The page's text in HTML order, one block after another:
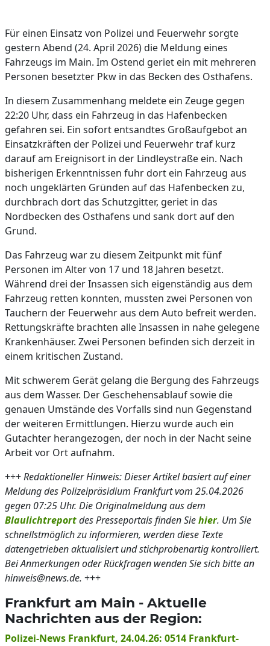
Für einen Einsatz von Polizei und Feuerwehr sorgte
gestern Abend (24. April 2026) die Meldung eines
Fahrzeugs im Main. Im Ostend geriet ein mit mehreren
Personen besetzter Pkw in das Becken des Osthafens.
In diesem Zusammenhang meldete ein Zeuge gegen
22:20 Uhr, dass ein Fahrzeug in das Hafenbecken
gefahren sei. Ein sofort entsandtes Großaufgebot an
Einsatzkräften der Polizei und Feuerwehr traf kurz
darauf am Ereignisort in der Lindleystraße ein. Nach
bisherigen Erkenntnissen fuhr dort ein Fahrzeug aus
noch ungeklärten Gründen auf das Hafenbecken zu,
durchbrach dort das Schutzgitter, geriet in das
Nordbecken des Osthafens und sank dort auf den
Grund.
Das Fahrzeug war zu diesem Zeitpunkt mit fünf
Personen im Alter von 17 und 18 Jahren besetzt.
Während drei der Insassen sich eigenständig aus dem
Fahrzeug retten konnten, mussten zwei Personen von
Tauchern der Feuerwehr aus dem Auto befreit werden.
Rettungskräfte brachten alle Insassen in nahe gelegene
Krankenhäuser. Zwei Personen befinden sich derzeit in
einem kritischen Zustand.
Mit schwerem Gerät gelang die Bergung des Fahrzeugs
aus dem Wasser. Der Geschehensablauf sowie die
genauen Umstände des Vorfalls sind nun Gegenstand
der weiteren Ermittlungen. Hierzu wurde auch ein
Gutachter herangezogen, der noch in der Nacht seine
Arbeit vor Ort aufnahm.
+++Redaktioneller Hinweis: Dieser Artikel basiert auf einer
Meldung des Polizeipräsidium Frankfurt vom 25.04.2026
gegen 07:25 Uhr. Die Originalmeldung aus dem
Blaulichtreportdes Presseportals finden Siehier. Um Sie
schnellstmöglich zu informieren, werden diese Texte
datengetrieben aktualisiert und stichprobenartig kontrolliert.
Bei Anmerkungen oder Rückfragen wenden Sie sich bitte an
hinweis@news.de. +++
Frankfurt am Main - Aktuelle
Nachrichten aus der Region:
Polizei-News Frankfurt, 24.04.26: 0514 Frankfurt-